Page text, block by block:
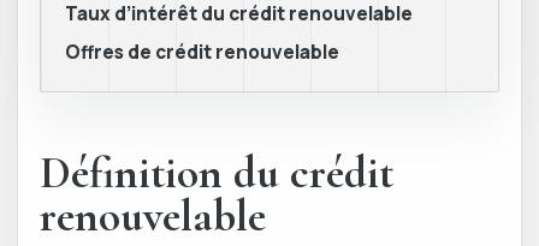
Taux d’intérêt du crédit renouvelable
Offres de crédit renouvelable
Définition du crédit
renouvelable